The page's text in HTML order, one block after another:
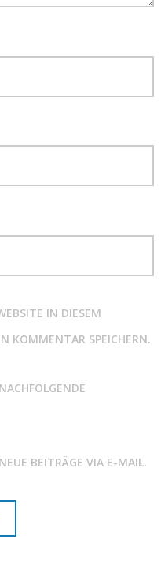
IN DIESEM
KOMMENTAR SPEICHERN.
BEITRÄGE VIA E-MAIL.